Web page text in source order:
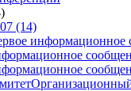
(14)
информационное